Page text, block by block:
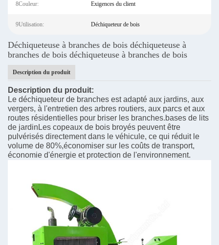
8Couleur: Exigences du client
9Utilisation: Déchiqueteur de bois
Déchiqueteuse à branches de bois déchiqueteuse à
branches de bois déchiqueteuse à branches de bois
Description du produit
Description du produit:
Le déchiqueteur de branches est adapté aux jardins, aux
vergers, à l'entretien des arbres routiers, aux parcs et aux
routes résidentielles pour briser les branches.bases de lits
de jardinLes copeaux de bois broyés peuvent être
pulvérisés directement dans le véhicule, ce qui réduit le
volume de 80%,économiser sur les coûts de transport,
économie d'énergie et protection de l'environnement.